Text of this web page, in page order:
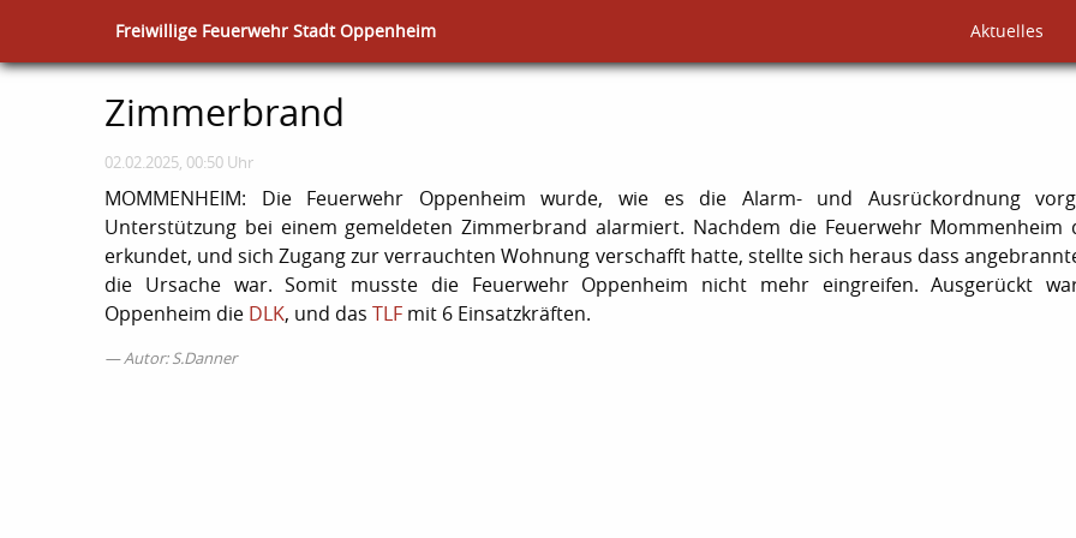
Freiwillige Feuerwehr Stadt Oppenheim Aktuelles
Zimmerbrand
02.02.2025, 00:50 Uhr
MOMMENHEIM: Die Feuerwehr Oppenheim wurde, wie es die Alarm- und Ausrückordnung
Unterstützung bei einem gemeldeten Zimmerbrand alarmiert. Nachdem die Feuerwehr Mommenheim
erkundet, und sich Zugang zur verrauchten Wohnung verschafft hatte, stellte sich heraus dass
die Ursache war. Somit musste die Feuerwehr Oppenheim nicht mehr eingreifen. Ausgerückt
Oppenheim die DLK, und das TLF mit 6 Einsatzkräften.
Autor: S.Danner